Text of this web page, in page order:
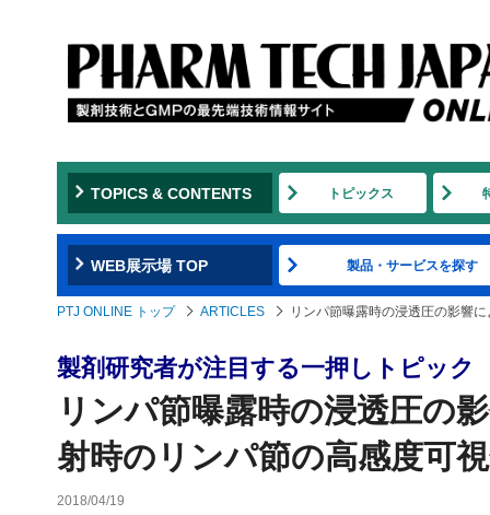
TOPICS & CONTENTS トピックス
WEB展示場 TOP 製品・サービスを探す
PTJ ONLINE トップ ARTICLES リンパ節曝露時の浸透圧の影響
製剤研究者が注目する一押しトピック
リンパ節曝露時の浸透圧の
射時のリンパ節の高感度可
2018/04/19